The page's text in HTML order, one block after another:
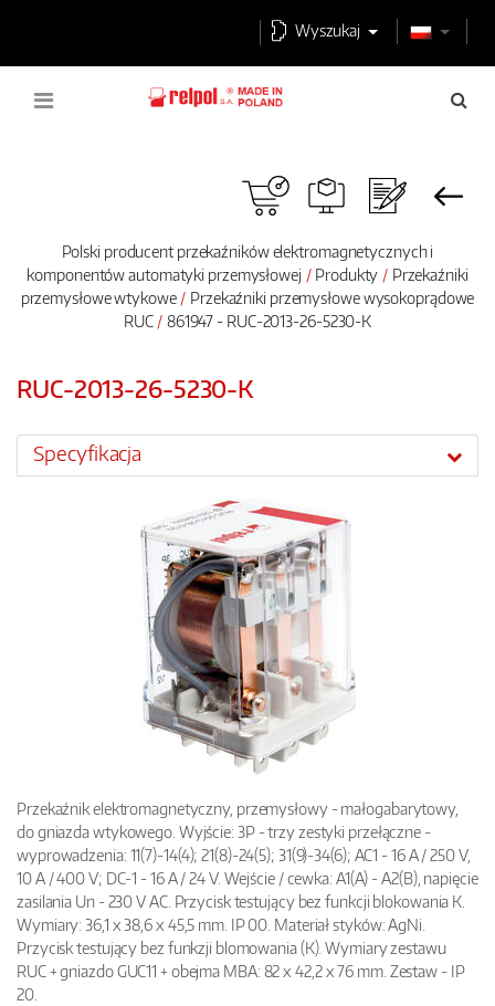
Wyszukaj
Polski producent przekaźników elektromagnetycznych i
komponentów automatyki przemysłowej
Produkty
Przekaźniki
przemysłowe wtykowe
Przekaźniki przemysłowe wysokoprądowe
RUC
861947 - RUC-2013-26-5230-K
RUC-2013-26-5230-K
Specyfikacja
Przekaźnik elektromagnetyczny, przemysłowy - małogabarytowy,
do gniazda wtykowego. Wyjście: 3P - trzy zestyki przełączne -
wyprowadzenia: 11(7)-14(4); 21(8)-24(5); 31(9)-34(6); AC1 - 16 A / 250 V,
10 A / 400 V; DC-1 - 16 A / 24 V. Wejście / cewka: A1(A) - A2(B), napięcie
zasilania Un - 230 V AC. Przycisk testujący bez funkcji blokowania K.
Wymiary: 36,1 x 38,6 x 45,5 mm. IP 00. Materiał styków: AgNi.
Przycisk testujący bez funkzji blomowania (K). Wymiary zestawu
RUC + gniazdo GUC11 + obejma MBA: 82 x 42,2 x 76 mm. Zestaw - IP
20.